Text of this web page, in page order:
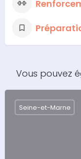
Vous pouvez
Seine-et-Marne